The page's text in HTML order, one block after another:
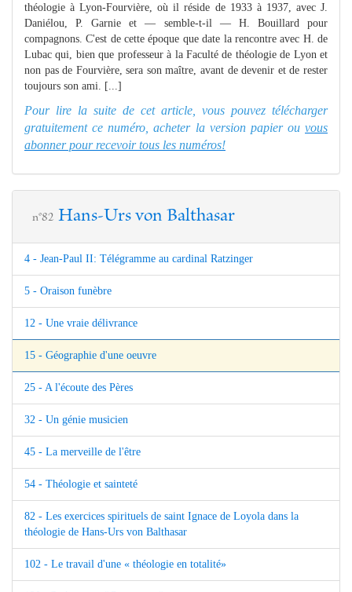
théologie à Lyon-Fourvière, où il réside de 1933 à 1937, avec J.
Daniélou, P. Garnie et — semble-t-il — H. Bouillard pour
compagnons. C'est de cette époque que date la rencontre avec H. de
Lubac qui, bien que professeur à la Faculté de théologie de Lyon et
non pas de Fourvière, sera son maître, avant de devenir et de rester
toujours son ami. [...]
Pour lire la suite de cet article, vous pouvez télécharger
gratuitement ce numéro, acheter la version papier ou vous
abonner pour recevoir tous les numéros!
n°82 Hans-Urs von Balthasar
4 - Jean-Paul II: Télégramme au cardinal Ratzinger
5 - Oraison funèbre
12 - Une vraie délivrance
15 - Géographie d'une oeuvre
25 - A l'écoute des Pères
32 - Un génie musicien
45 - La merveille de l'être
54 - Théologie et sainteté
82 - Les exercices spirituels de saint Ignace de Loyola dans la
théologie de Hans-Urs von Balthasar
102 - Le travail d'une « théologie en totalité»